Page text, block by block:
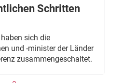
Schritten
sich die
und -minister der Länder
zusammengeschaltet.